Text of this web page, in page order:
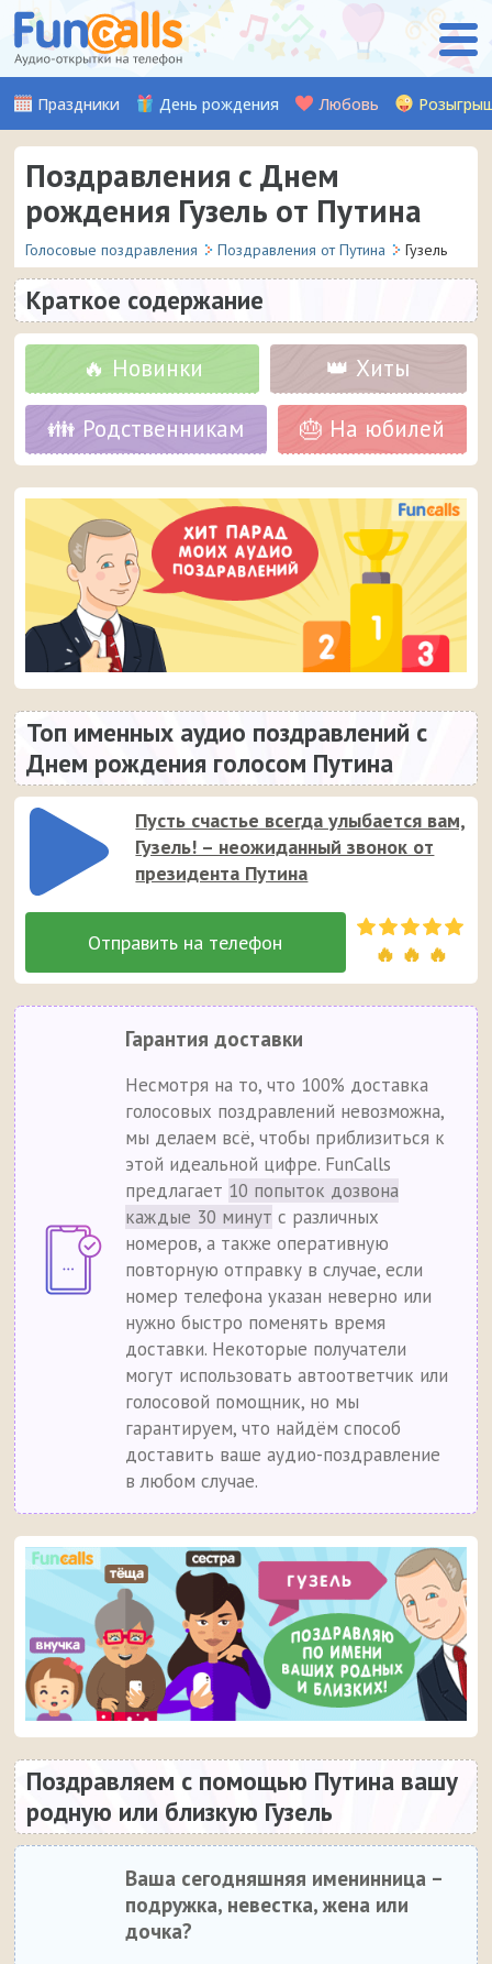
Праздники День рождения Любовь
Поздравления с Днем
рождения Гузель от Путина
Голосовые поздравления Поздравления от Путина Гузель
Краткое содержание
🔥 Новинки 👑 Хиты
👪 Родственникам 🎂 На юбилей
Топ именных аудио поздравлений с
Днем рождения голосом Путина
Пусть счастье всегда улыбается вам,
Гузель! – неожиданный звонок от
президента Путина
🔥 🔥 🔥
Гарантия доставки
Несмотря на то, что 100% доставка
голосовых поздравлений невозможна,
мы делаем всё, чтобы приблизиться к
этой идеальной цифре. FunCalls
предлагает 10 попыток дозвона
каждые 30 минут с различных
номеров, а также оперативную
повторную отправку в случае, если
номер телефона указан неверно или
нужно быстро поменять время
доставки. Некоторые получатели
могут использовать автоответчик или
голосовой помощник, но мы
гарантируем, что найдём способ
доставить ваше аудио-поздравление
в любом случае.
Поздравляем с помощью Путина вашу
родную или близкую Гузель
Ваша сегодняшняя именинница –
подружка, невестка, жена или
дочка?